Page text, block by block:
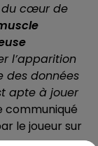
du cœur de
l’apparition
des données
apte à jouer
communiqué
le joueur sur